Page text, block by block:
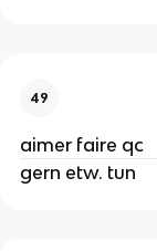
49
aimer faire qc
gern etw. tun